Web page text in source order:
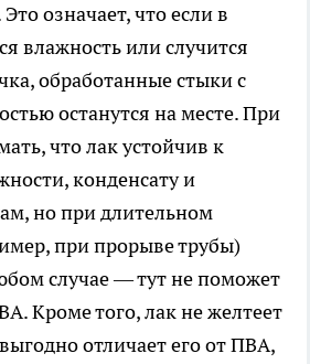
означает, что если в
влажность или случится
обработанные стыки с
останутся на месте. При
что лак устойчив к
конденсату и
но при длительном
при прорыве трубы)
случае — тут не поможет
Кроме того, лак не желтеет
отличает его от ПВА,